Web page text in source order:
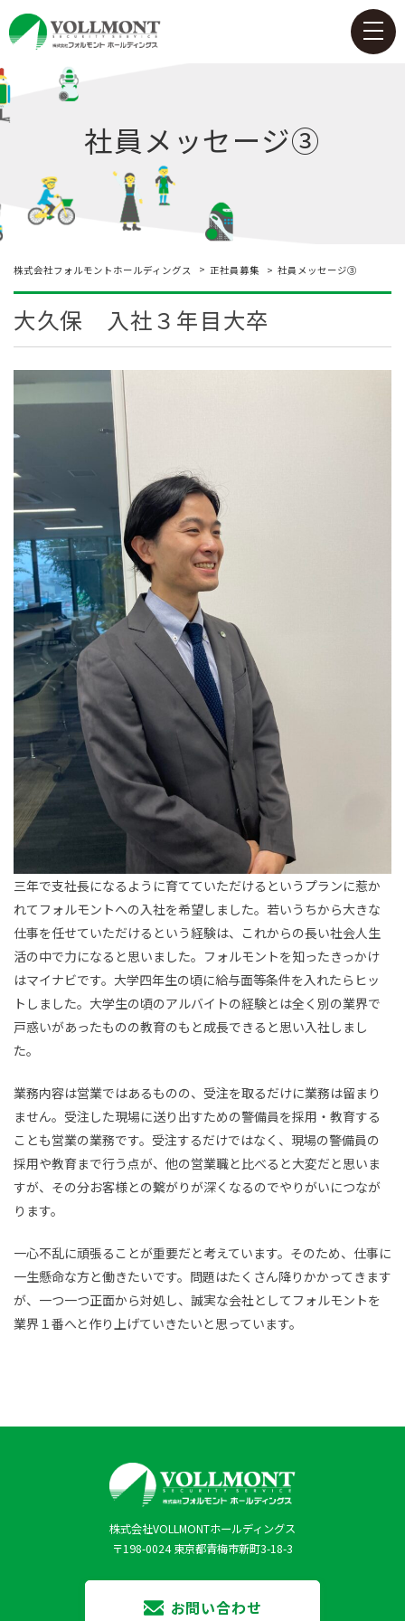
社員メッセージ③
株式会社フォルモントホールディングス 正社員募集 社員メッセージ③
大久保 入社３年目大卒
三年で支社長になるように育てていただけるというプランに惹か
れてフォルモントへの入社を希望しました。若いうちから大きな
仕事を任せていただけるという経験は、これからの長い社会人生
活の中で力になると思いました。フォルモントを知ったきっかけ
はマイナビです。大学四年生の頃に給与面等条件を入れたらヒッ
トしました。大学生の頃のアルバイトの経験とは全く別の業界で
戸惑いがあったものの教育のもと成長できると思い入社しまし
た。
業務内容は営業ではあるものの、受注を取るだけに業務は留まり
ません。受注した現場に送り出すための警備員を採用・教育する
ことも営業の業務です。受注するだけではなく、現場の警備員の
採用や教育まで行う点が、他の営業職と比べると大変だと思いま
すが、その分お客様との繋がりが深くなるのでやりがいにつなが
ります。
一心不乱に頑張ることが重要だと考えています。そのため、仕事に
一生懸命な方と働きたいです。問題はたくさん降りかかってきます
が、一つ一つ正面から対処し、誠実な会社としてフォルモントを
業界１番へと作り上げていきたいと思っています。
株式会社VOLLMONTホールディングス
〒198-0024 東京都青梅市新町3-18-3
お問い合わせ